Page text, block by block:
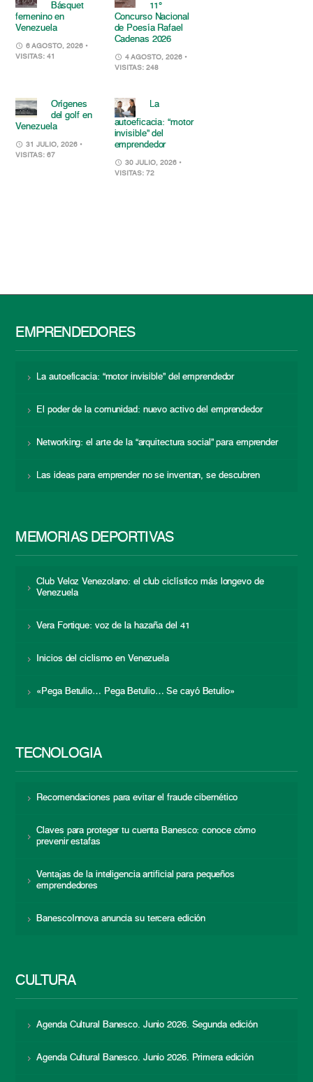
Básquet
femenino en
Venezuela
6 AGOSTO, 2026 •
VISITAS: 41
11°
Concurso Nacional
de Poesía Rafael
Cadenas 2026
4 AGOSTO, 2026 •
VISITAS: 248
Orígenes
del golf en
Venezuela
31 JULIO, 2026 •
VISITAS: 67
La
autoeficacia: “motor
invisible” del
emprendedor
30 JULIO, 2026 •
VISITAS: 72
EMPRENDEDORES
La autoeficacia: “motor invisible” del emprendedor
El poder de la comunidad: nuevo activo del emprendedor
Networking: el arte de la “arquitectura social” para emprender
Las ideas para emprender no se inventan, se descubren
MEMORIAS DEPORTIVAS
Club Veloz Venezolano: el club ciclístico más longevo de
Venezuela
Vera Fortique: voz de la hazaña del 41
Inicios del ciclismo en Venezuela
«Pega Betulio… Pega Betulio… Se cayó Betulio»
TECNOLOGÍA
Recomendaciones para evitar el fraude cibernético
Claves para proteger tu cuenta Banesco: conoce cómo
prevenir estafas
Ventajas de la inteligencia artificial para pequeños
emprendedores
BanescoInnova anuncia su tercera edición
CULTURA
Agenda Cultural Banesco. Junio 2026. Segunda edición
Agenda Cultural Banesco. Junio 2026. Primera edición